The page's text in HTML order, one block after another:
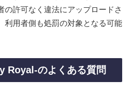
の許可なく違法にアップロードさ
利用者側も処罰の対象となる可能
Royal-のよくある質問